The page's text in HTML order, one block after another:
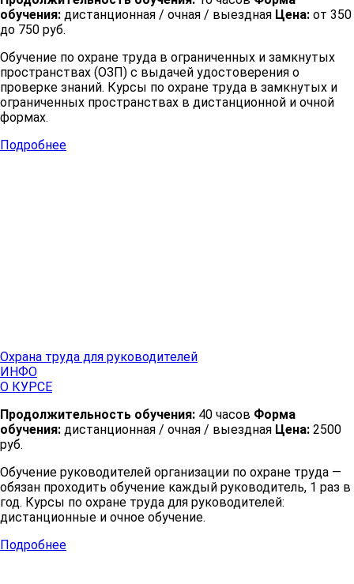
обучения: дистанционная / очная / выездная Цена: от 350
до 750 руб.
Обучение по охране труда в ограниченных и замкнутых
пространствах (ОЗП) с выдачей удостоверения о
проверке знаний. Курсы по охране труда в замкнутых и
ограниченных пространствах в дистанционной и очной
формах.
Подробнее
Охрана труда для руководителей
ИНФО
О КУРСЕ
Продолжительность обучения: 40 часов Форма
обучения: дистанционная / очная / выездная Цена: 2500
руб.
Обучение руководителей организации по охране труда —
обязан проходить обучение каждый руководитель, 1 раз в
год. Курсы по охране труда для руководителей:
дистанционные и очное обучение.
Подробнее